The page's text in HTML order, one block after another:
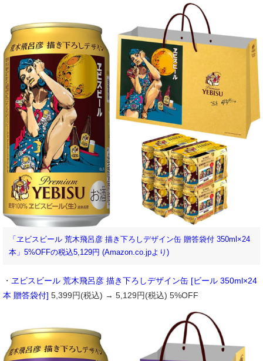
「ヱビスビール 荒木飛呂彦 描き下ろしデザイン缶 贈答袋付 350ml×24
本」5%OFFの税込5,129円 (Amazon.co.jpより)
・ ヱビスビール 荒木飛呂彦 描き下ろしデザイン缶 [ビール 350ml×24
本 贈答袋付] 5,399円(税込) → 5,129円(税込) 5%OFF